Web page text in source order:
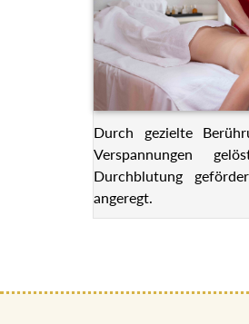
Durch gezielte
Verspannungen
Durchblutung
angeregt.